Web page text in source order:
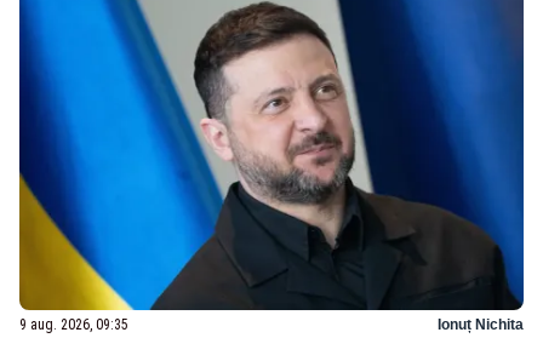
9 aug. 2026, 09:35 Ionuț Nichita